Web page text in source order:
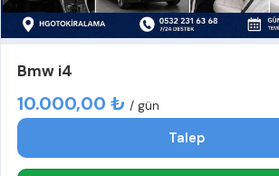
Bmw i4
10.000,00 ₺ / gün
Talep